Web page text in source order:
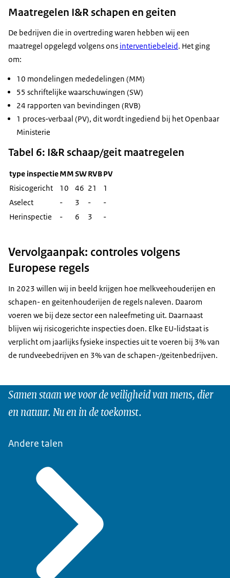
Maatregelen I&R schapen en geiten
De bedrijven die in overtreding waren hebben wij een
maatregel opgelegd volgens ons interventiebeleid. Het ging
om:
10 mondelingen mededelingen (MM)
55 schriftelijke waarschuwingen (SW)
24 rapporten van bevindingen (RVB)
1 proces-verbaal (PV), dit wordt ingediend bij het Openbaar
Ministerie
Tabel 6: I&R schaap/geit maatregelen
type inspectieMMSWRVBPV
Risicogericht
10 46 21
1
Aselect
- 3 -
-
Herinspectie
- 6 3 -
Vervolgaanpak: controles volgens
Europese regels
In 2023 willen wij in beeld krijgen hoe melkveehouderijen en
schapen- en geitenhouderijen de regels naleven. Daarom
voeren we bij deze sector een naleefmeting uit. Daarnaast
blijven wij risicogerichte inspecties doen. Elke EU-lidstaat is
verplicht om jaarlijks fysieke inspecties uit te voeren bij 3% van
de rundveebedrijven en 3% van de schapen-/geitenbedrijven.
Samen staan we voor de veiligheid van mens, dier
en natuur. Nu en in de toekomst.
Andere talen